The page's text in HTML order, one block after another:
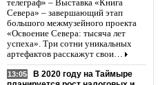
телеграф» – Выставка «Книга
Севера» – завершающий этап
большого межмузейного проекта
«Освоение Севера: тысяча лет
успеха». Три сотни уникальных
артефактов расскажут свои…
13:05
В 2020 году на Таймыре